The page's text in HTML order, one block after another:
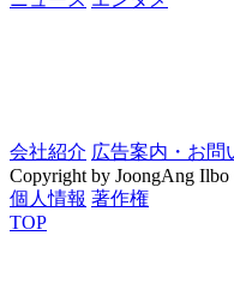
会社紹介 広告案内・お問
Copyright by JoongAng
個人情報 著作権
TOP